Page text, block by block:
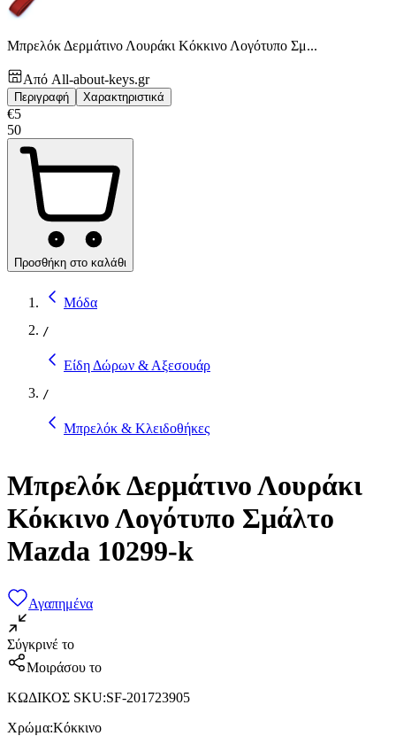
Μπρελόκ Δερμάτινο Λουράκι Κόκκινο Λογότυπο Σμ...
Από All-about-keys.gr
Περιγραφή Χαρακτηριστικά
€5
50
Προσθήκη στο καλάθι
Μόδα
/
Είδη Δώρων & Αξεσουάρ
/
Μπρελόκ & Κλειδοθήκες
Μπρελόκ Δερμάτινο Λουράκι
Κόκκινο Λογότυπο Σμάλτο
Mazda 10299-k
Αγαπημένα
Σύγκρινέ το
Μοιράσου το
ΚΩΔΙΚΟΣ SKU:SF-201723905
Χρώμα:Κόκκινο